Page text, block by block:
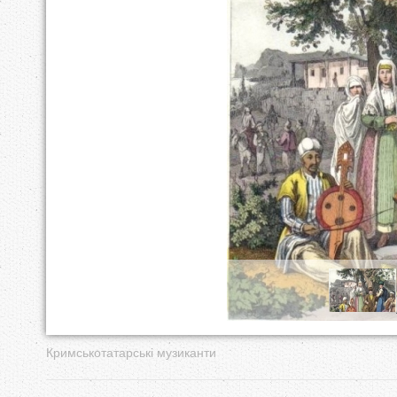
Кримськотатарські музиканти